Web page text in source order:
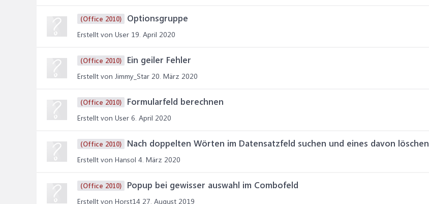
(Office 2010) Optionsgruppe
Erstellt von User 19. April 2020
(Office 2010) Ein geiler Fehler
Erstellt von Jimmy_Star 20. März 2020
(Office 2010) Formularfeld berechnen
Erstellt von User 6. April 2020
(Office 2010) Nach doppelten Wörten im Datensatzfeld suchen und eines davon löschen
Erstellt von Hansol 4. März 2020
(Office 2010) Popup bei gewisser auswahl im Combofeld
Erstellt von Horst14 27. August 2019